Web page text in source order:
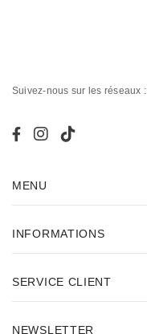
Suivez-nous sur les réseaux :
MENU
INFORMATIONS
SERVICE CLIENT
NEWSLETTER